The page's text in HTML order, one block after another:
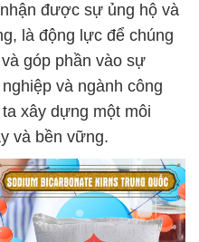
được sự ủng hộ và
là động lực để chúng
góp phần vào sự
và ngành công
xây dựng một môi
và bền vững.